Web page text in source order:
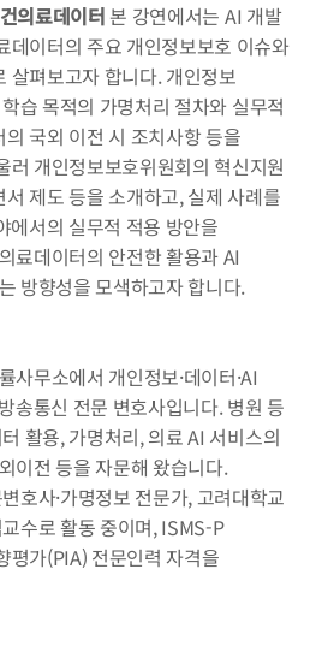
의료데이터본 강연에서는 AI 개발
데이터의 주요 개인정보보호 이슈와
살펴보고자 합니다. 개인정보
습 목적의 가명처리 절차와 실무적
국외 이전 시 조치사항 등을
러 개인정보보호위원회의 혁신지원
제도 등을 소개하고, 실제 사례를
에서의 실무적 적용 방안을
료데이터의 안전한 활용과 AI
방향성을 모색하고자 합니다.
사무소에서 개인정보·데이터·AI
송통신 전문 변호사입니다. 병원 등
활용, 가명처리, 의료 AI 서비스의
이전 등을 자문해 왔습니다.
호사·가명정보 전문가, 고려대학교
수로 활동 중이며, ISMS-P
평가(PIA) 전문인력 자격을